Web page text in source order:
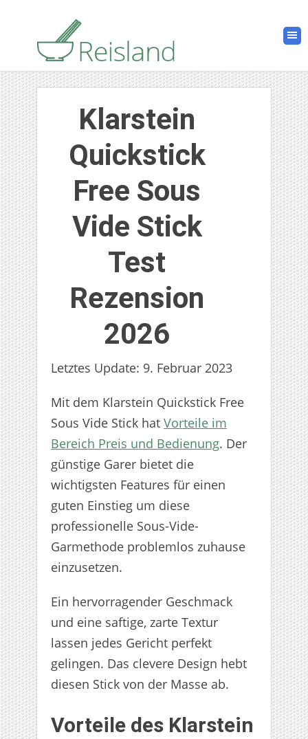
Klarstein
Quickstick
Free Sous
Vide Stick
Test
Rezension
2026
Letztes Update: 9. Februar 2023
Mit dem Klarstein Quickstick Free
Sous Vide Stick hat Vorteile im
Bereich Preis und Bedienung. Der
günstige Garer bietet die
wichtigsten Features für einen
guten Einstieg um diese
professionelle Sous-Vide-
Garmethode problemlos zuhause
einzusetzen.
Ein hervorragender Geschmack
und eine saftige, zarte Textur
lassen jedes Gericht perfekt
gelingen. Das clevere Design hebt
diesen Stick von der Masse ab.
Vorteile des Klarstein